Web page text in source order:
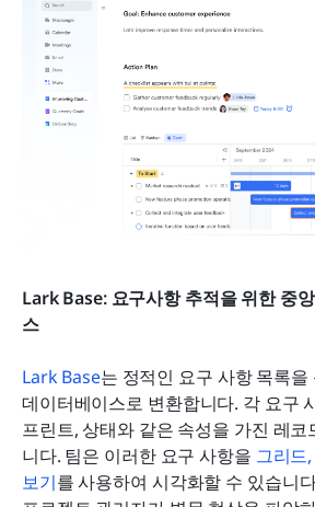
Lark Base: 요구사항 추적을 위한 중
스
Lark Base는 정적인 요구 사항 목록
데이터베이스로 변환합니다. 각 요구
프린트, 상태와 같은 속성을 가진 레코
니다. 팀은 이러한 요구 사항을 그리드
보기를 사용하여 시각화할 수 있습니